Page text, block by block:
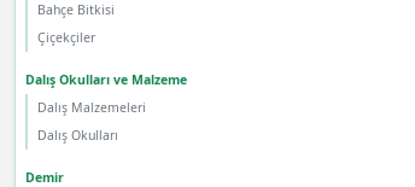
Bahçe Bitkisi
Çiçekçiler
Dalış Okulları ve Malzeme
Dalış Malzemeleri
Dalış Okulları
Demir